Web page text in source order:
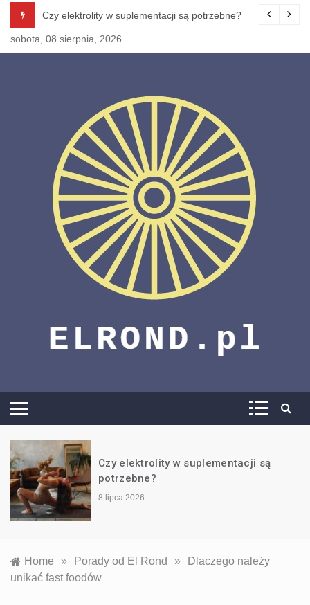
content
Czy elektrolity w suplementacji są potrzebne?
sobota, 08 sierpnia, 2026
vademecum
wiedzy trening,
dieta i wiele
Czy elektrolity w suplementacji są
potrzebne?
8 lipca 2026
Home » Porady od El Rond »
Dlaczego należy
unikać fast foodów